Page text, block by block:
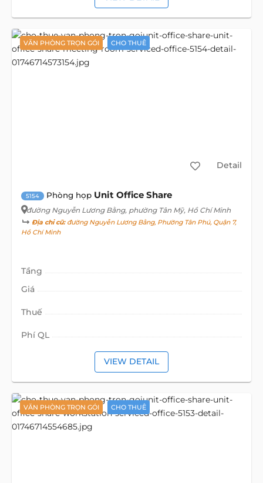
VĂN PHÒNG TRỌN GÓI CHO THUÊ
Detail
5154 Phòng họp Unit Office Share
đường Nguyễn Lương Bằng, phường Tân Mỹ, Hồ Chí Minh
Địa chỉ cũ:đường Nguyễn Lương Bằng, Phường Tân Phú, Quận 7,
Hồ Chí Minh
Tầng
Giá
Thuế
Phí QL
VIEW DETAIL
VĂN PHÒNG TRỌN GÓI CHO THUÊ